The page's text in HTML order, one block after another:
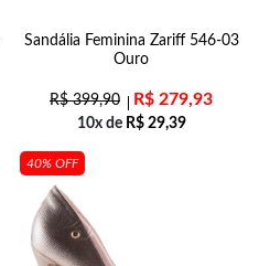
Sandália Feminina Zariff 546-03
Ouro
R$399,90 R$ 279,93
10x de R$29,39
40% OFF